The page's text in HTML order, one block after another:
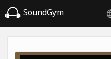
SoundGym